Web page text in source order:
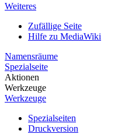
Weiteres
Zufällige Seite
Hilfe zu MediaWiki
Namensräume
Spezialseite
Aktionen
Werkzeuge
Werkzeuge
Spezialseiten
Druckversion